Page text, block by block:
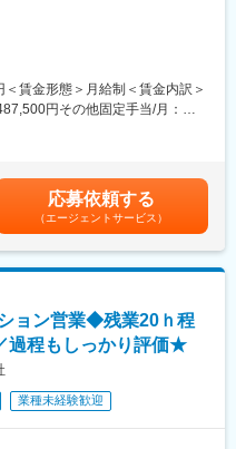
マネジメント、メンバーの採用
スタンス」の両軸で評価項目があ
仕組みです
／メンバー1名）
されており、コミュニケーショ
日1日）
績）
再販・リフォームなど住まいに
当社にて、リノベーション営業
い合わせがあった個人のお客様
のご要望をヒアリング）
プランを提案）
等
賃金形態＞月給制＜賃金内訳＞
円その他固定手当/月：
時間を超えた場合は、超過分の
与：年2回（7月・12月）■昇給：
り■資格手当：あり賃金はあく
通じて上下する可能性がありま
た表記です。
応募依頼する
（エージェントサービス）
ョン営業◆残業20ｈ程
過程もしっかり評価★
業種未経験歓迎